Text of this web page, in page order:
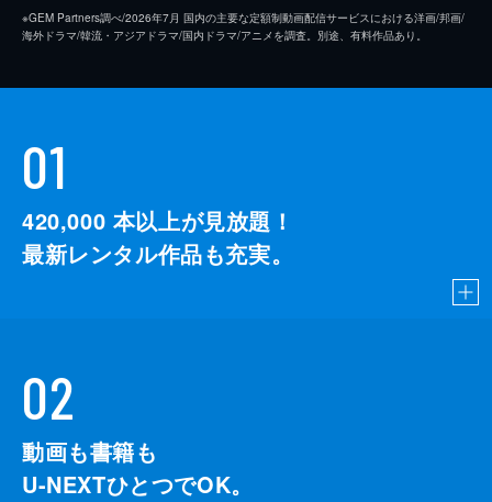
※GEM Partners調べ/2026年7⽉ 国内の主要な定額制動画配信サービスにおける洋画/邦画/
海外ドラマ/韓流・アジアドラマ/国内ドラマ/アニメを調査。別途、有料作品あり。
01
420,000 本以上が見放題！
最新レンタル作品も充実。
02
動画も書籍も
U-NEXTひとつでOK。